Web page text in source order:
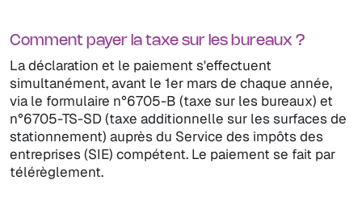
Comment payer la taxe sur les bureaux ?
La déclaration et le paiement s'effectuent
simultanément, avant le 1er mars de chaque année,
via le formulaire n°6705-B (taxe sur les bureaux) et
n°6705-TS-SD (taxe additionnelle sur les surfaces de
stationnement) auprès du Service des impôts des
entreprises (SIE) compétent. Le paiement se fait par
télérèglement.